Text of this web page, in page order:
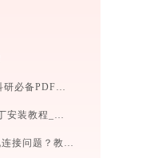
知云文献翻译完全指南：科研必备PDF文献翻译与双语对照阅读效率工具（2026最新）
疯歌音效平台VST插件/补丁安装教程_如何加载插件效果包
理光Aficio AP600N打印机连接问题？教你快速解决 - 金山毒霸